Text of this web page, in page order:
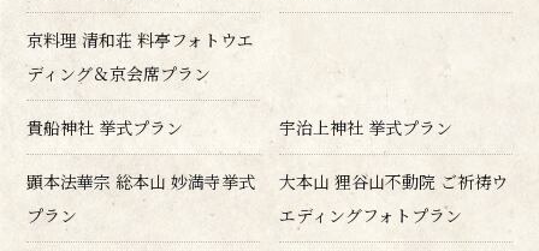
京料理 清和荘 料亭フォトウエ
ディング＆京会席プラン
貴船神社 挙式プラン 宇治上神社 挙式プラン
顕本法華宗 総本山 妙満寺挙式
プラン
大本山 狸谷山不動院 ご祈祷ウ
エディングフォトプラン